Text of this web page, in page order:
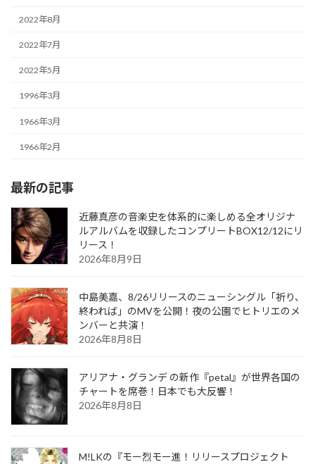
2022年8月
2022年7月
2022年5月
1996年3月
1966年3月
1966年2月
最新の記事
近藤真彦の音楽史を体系的に楽しめる全オリジナ
ルアルバムを収録したコンプリートBOX12/12にリ
リース！
2026年8月9日
中島美嘉、8/26リリースのニューシングル「祈り、
終われば」のMVを公開！夜の公園でヒトリエのメ
ンバーと共演！
2026年8月8日
アリアナ・グランデ の新作『petal』が世界各国の
チャートを席巻！日本でも大反響！
2026年8月8日
M!LKの『モー烈モー進！リリースプロジェクト